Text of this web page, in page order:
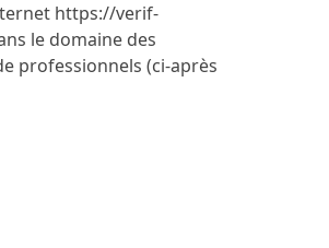
https://verif-
le domaine des
professionnels (ci-après